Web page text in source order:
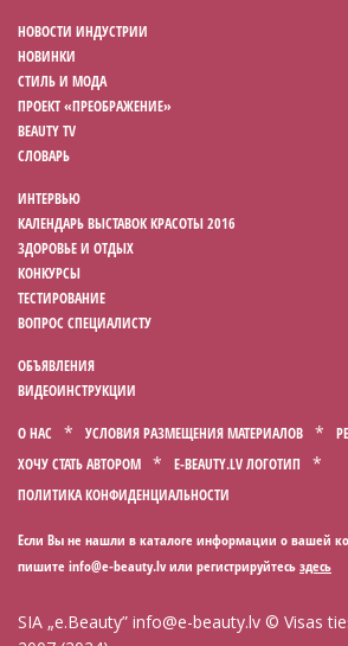
НОВОСТИ ИНДУСТРИИ
НОВИНКИ
СТИЛЬ И МОДА
ПРОЕКТ «ПРЕОБРАЖЕНИЕ»
BEAUTY TV
СЛОВАРЬ
ИНТЕРВЬЮ
КАЛЕНДАРЬ ВЫСТАВОК КРАСОТЫ 2016
ЗДОРОВЬЕ И ОТДЫХ
КОНКУРСЫ
ТЕСТИРОВАНИЕ
ВОПРОС СПЕЦИАЛИСТУ
ОБЪЯВЛЕНИЯ
ВИДЕОИНСТРУКЦИИ
О НАС УСЛОВИЯ РАЗМЕЩЕНИЯ МАТЕРИАЛОВ
ХОЧУ СТАТЬ АВТОРОМ
E-BEAUTY.LV ЛОГОТИП
ПОЛИТИКА КОНФИДЕНЦИАЛЬНОСТИ
Если Вы не нашли в каталоге информации о вашей
пишите
или регистрируйтесьздесь
SIA „e.Beauty” info@e-beauty.lv © Visas